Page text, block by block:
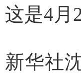
这是4月
新华社